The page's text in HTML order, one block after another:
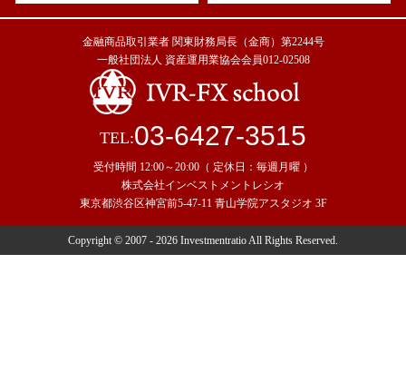
金融商品取引業者 関東財務局長（金商）第2244号
一般社団法人 資産運用業協会会員012-02508
TEL:03-6427-3515
受付時間 12:00～20:00（ 定休日：毎週月曜 ）
株式会社インベストメントレシオ
東京都渋谷区神宮前5-47-11 青山学院アスタジオ 3F
Copyright © 2007 - 2026 Investmentratio All Rights Reserved.